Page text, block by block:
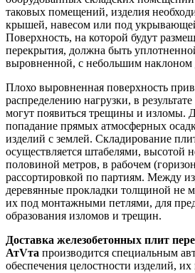
таковых помещений, изделия
крышей, навесом или под
Поверхность, на которой будут
перекрытия, должна быть
выровненной, с небольшим наклоном
Плохо выровненная поверхность
распределению нагрузки, в
могут появиться трещины и изломы.
попадание прямых атмосферных
изделий с землей. Складирование
осуществляется штабелями, высотой
половиной метров, в рабочем
рассортировкой по партиям. Между
деревянные прокладки толщиной не
их под монтажными петлями, для
образования изломов и трещин.
Доставка железобетонных плит
АтVта производится специальным
обеспечения целостности изделий,